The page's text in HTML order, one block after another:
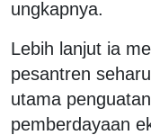
ungkapnya.
Lebih lanjut ia
pesantren
utama
pemberdayaan